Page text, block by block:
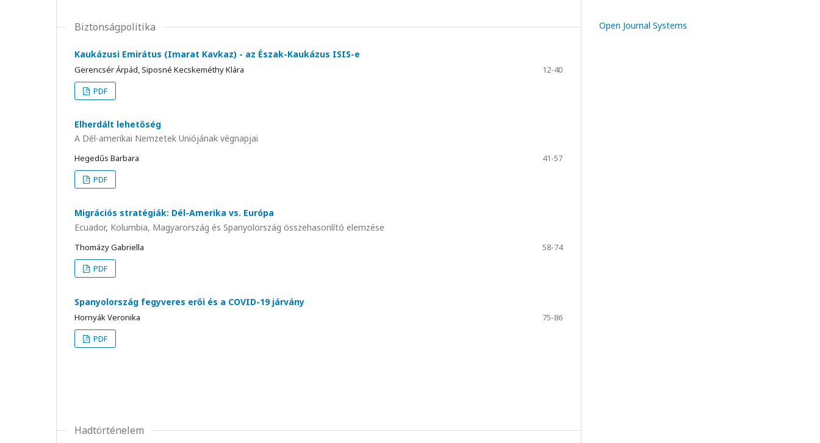
Biztonságpolitika
Kaukázusi Emirátus (Imarat Kavkaz) - az Észak-Kaukázus ISIS-e
Gerencsér Árpád, Siposné Kecskeméthy Klára
12-40
PDF
Elherdált lehetőség
A Dél-amerikai Nemzetek Uniójának végnapjai
Hegedűs Barbara
41-57
PDF
Migrációs stratégiák: Dél-Amerika vs. Európa
Ecuador, Kolumbia, Magyarország és Spanyolország összehasonlító elemzése
Thomázy Gabriella
58-74
PDF
Spanyolország fegyveres erői és a COVID-19 járvány
Hornyák Veronika
75-86
PDF
Hadtörténelem
Open Journal Systems